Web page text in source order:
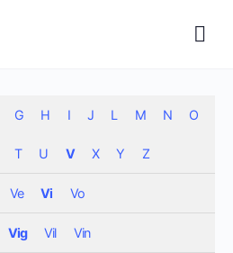
G H I J L M N O
T U V X Y Z
Ve Vi Vo
Vig Vil Vin